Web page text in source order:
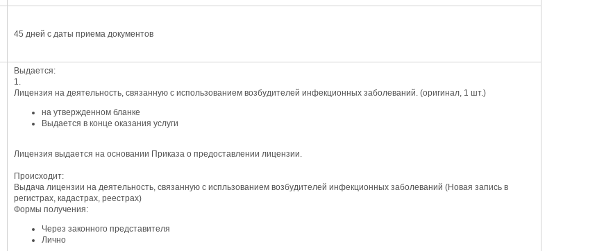
45 дней с даты приема документов
Выдается:
1.
Лицензия на деятельность, связанную с использованием возбудителей инфекционных заболеваний. (оригинал, 1 шт.)
на утвержденном бланке
Выдается в конце оказания услуги
Лицензия выдается на основании Приказа о предоставлении лицензии.
Происходит:
Выдача лицензии на деятельность, связанную с испльзованием возбудителей инфекционных заболеваний (Новая запись в
регистрах, кадастрах, реестрах)
Формы получения:
Через законного представителя
Лично